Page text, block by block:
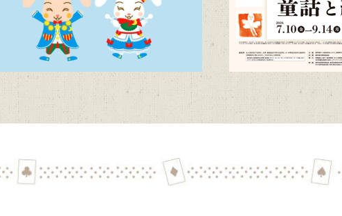
聞かせたい創作童話」作品募集【6/1~9/11迄】